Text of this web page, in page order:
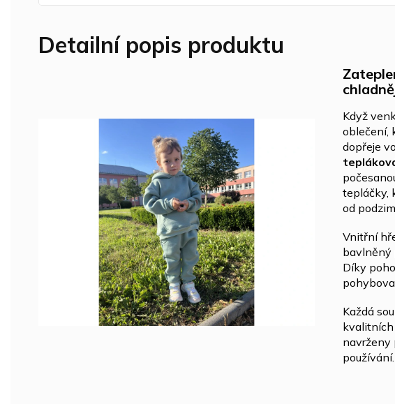
Detailní popis produktu
Když
oblečení,
dopřeje
tepláčky,
od
Vnitřní
bavlněný
Díky
Každá
kvalitních
navrženy
používání.